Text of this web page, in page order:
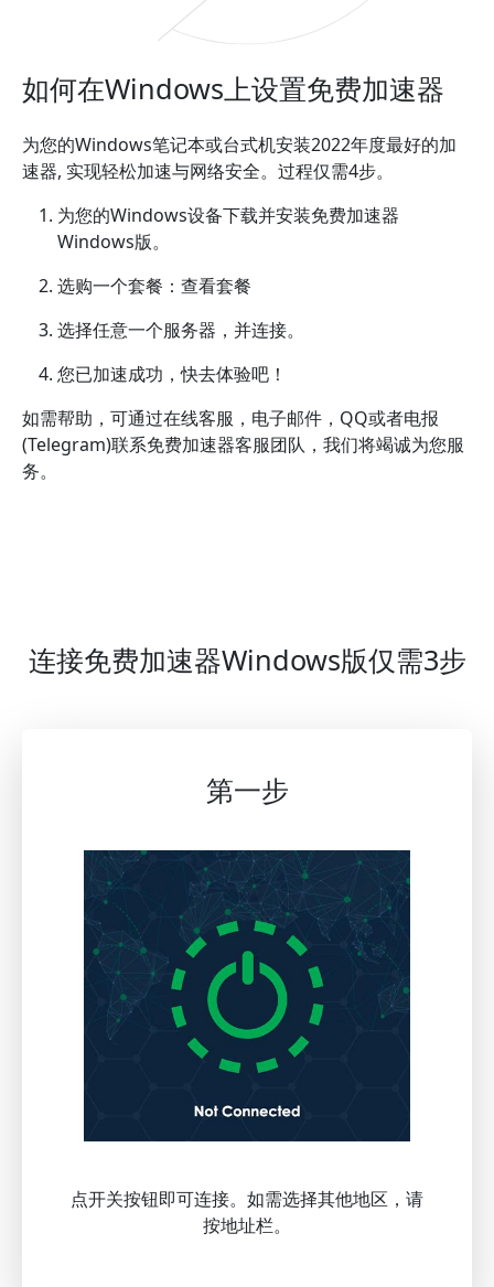
如何在Windows上设置免费加速器
为您的Windows笔记本或台式机安装2022年度最好的加
速器, 实现轻松加速与网络安全。过程仅需4步。
为您的Windows设备下载并安装免费加速器
Windows版。
选购一个套餐：查看套餐
选择任意一个服务器，并连接。
您已加速成功，快去体验吧！
如需帮助，可通过在线客服，电子邮件，QQ或者电报
(Telegram)联系免费加速器客服团队，我们将竭诚为您服
务。
连接免费加速器Windows版仅需3步
第一步
点开关按钮即可连接。如需选择其他地区，请
按地址栏。